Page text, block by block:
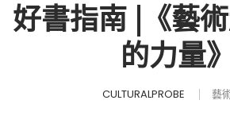
好書指南 |《藝
的力量》
CULTURALPROBE 藝